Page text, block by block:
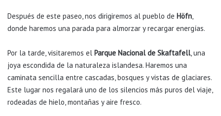
Después de este paseo, nos dirigiremos al pueblo de Höfn,
donde haremos una parada para almorzar y recargar energías.
Por la tarde, visitaremos el Parque Nacional de Skaftafell, una
joya escondida de la naturaleza islandesa. Haremos una
caminata sencilla entre cascadas, bosques y vistas de glaciares.
Este lugar nos regalará uno de los silencios más puros del viaje,
rodeadas de hielo, montañas y aire fresco.